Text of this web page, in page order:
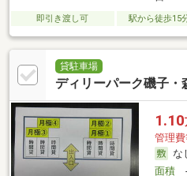
即引き渡し可 駅から徒歩15
貸駐車場
ディリーパーク磯子・
1.10
管理費
な
面積